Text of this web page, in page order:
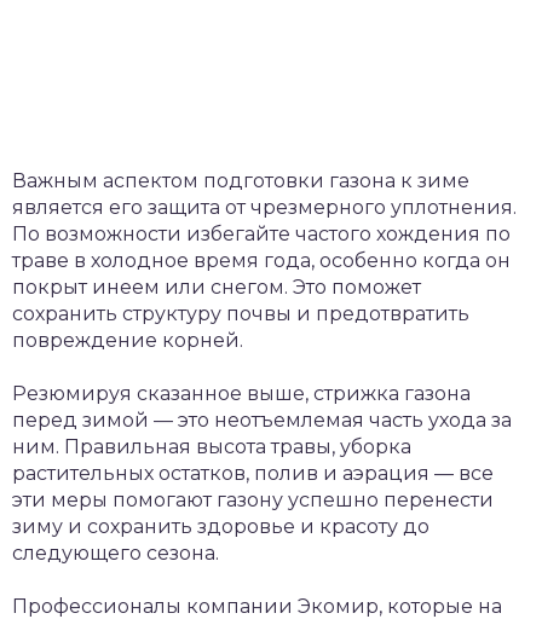
Важным аспектом подготовки газона к зиме
является его защита от чрезмерного уплотнения.
По возможности избегайте частого хождения по
траве в холодное время года, особенно когда он
покрыт инеем или снегом. Это поможет
сохранить структуру почвы и предотвратить
повреждение корней.
Резюмируя сказанное выше, стрижка газона
перед зимой — это неотъемлемая часть ухода за
ним. Правильная высота травы, уборка
растительных остатков, полив и аэрация — все
эти меры помогают газону успешно перенести
зиму и сохранить здоровье и красоту до
следующего сезона.
Профессионалы компании Экомир, которые на